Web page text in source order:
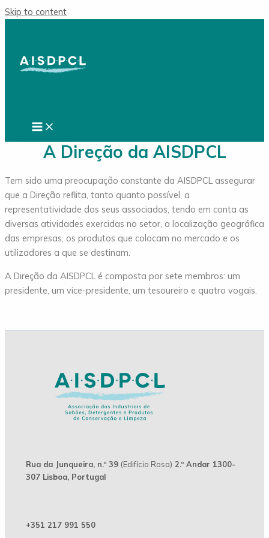
Skip to content
A Direção da AISDPCL
Tem sido uma preocupação constante da AISDPCL assegurar
que a Direção reflita, tanto quanto possível, a
representatividade dos seus associados, tendo em conta as
diversas atividades exercidas no setor, a localização geográfica
das empresas, os produtos que colocam no mercado e os
utilizadores a que se destinam.
A Direção da AISDPCL é composta por sete membros: um
presidente, um vice-presidente, um tesoureiro e quatro vogais.
Rua da Junqueira, n.º 39 (Edifício Rosa) 2.º Andar 1300-
307 Lisboa, Portugal
+351 217 991 550